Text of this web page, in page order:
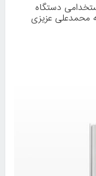
دستگاه
محمدعلی عزیزی